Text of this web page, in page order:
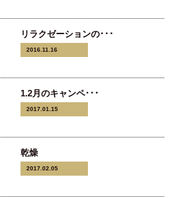
リラクゼーションの･･･
2016.11.16
1.2月のキャンペ･･･
2017.01.15
乾燥
2017.02.05